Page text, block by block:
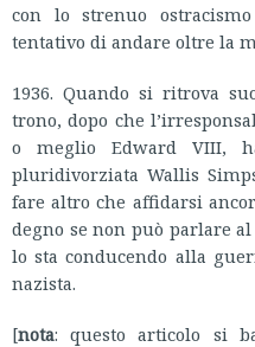
con lo strenuo
tentativo di andare oltre la
1936. Quando si ritrova
trono, dopo che
o meglio Edward VIII,
pluridivorziata Wallis
fare altro che affidarsi
degno se non può parlare
lo sta conducendo alla
nazista.
[nota: questo articolo si